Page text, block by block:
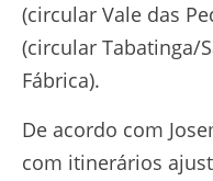
(circular Vale das
(circular Tabatinga/
Fábrica).
De acordo com
com itinerários